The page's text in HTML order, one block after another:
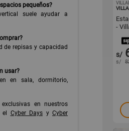
pequeños?
suele ayudar a
de repisas y capacidad
usar?
en sala, dormitorio,
en nuestros
el Cyber Days y Cyber
-
s/
s/